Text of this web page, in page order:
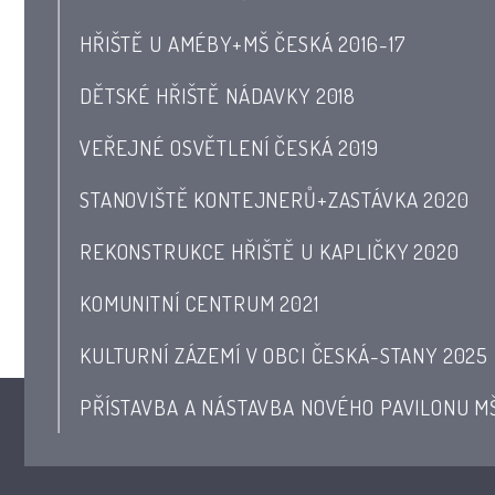
HŘIŠTĚ U AMÉBY+MŠ ČESKÁ 2016-17
DĚTSKÉ HŘIŠTĚ NÁDAVKY 2018
VEŘEJNÉ OSVĚTLENÍ ČESKÁ 2019
STANOVIŠTĚ KONTEJNERŮ+ZASTÁVKA 2020
REKONSTRUKCE HŘIŠTĚ U KAPLIČKY 2020
KOMUNITNÍ CENTRUM 2021
KULTURNÍ ZÁZEMÍ V OBCI ČESKÁ-STANY 2025
PŘÍSTAVBA A NÁSTAVBA NOVÉHO PAVILONU